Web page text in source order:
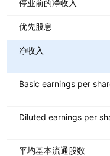
停业前的净收入
优先股息
净收入
Basic earnings per
Diluted earnings per
平均基本流通股数